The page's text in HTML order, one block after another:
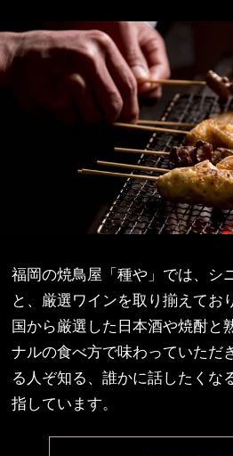
福岡の焼鳥屋「種や」では、シ
と、厳選ワインを取り揃えてお
国から厳選した日本酒や焼酎と
ナルの食べ方で味わっていただ
る人ぞ知る、誰かに話したくな
指しています。